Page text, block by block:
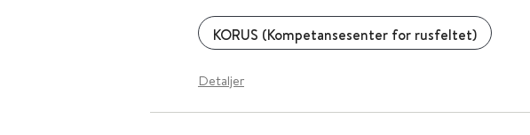
KORUS (Kompetansesenter for rusfeltet)
Detaljer